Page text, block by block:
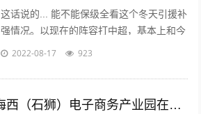
这话说的... 能不能保级全看这个冬天引援补
强情况。以现在的阵容打中超，基本上和今
年人和一个下场。 现在问题是，队内有经
2022-08-17 923
虞城电商产业园:海西（石狮）电子商务产业园在哪？